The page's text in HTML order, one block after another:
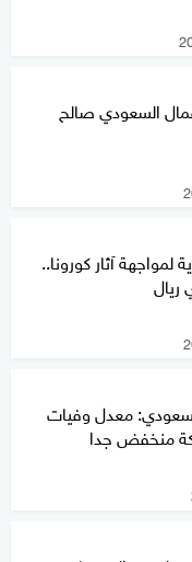
السعودي صالح
لمواجهة آثار كورونا..
ريال
معدل وفيات
منخفض جدا